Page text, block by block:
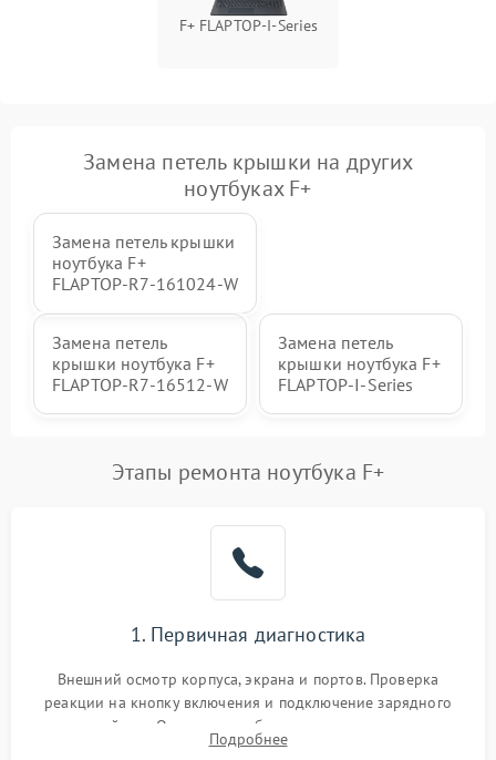
F+ FLAPTOP-I-Series
Замена петель крышки на других
ноутбуках F+
Замена петель крышки
ноутбука F+
FLAPTOP‑R7‑161024‑W
Замена петель
крышки ноутбука F+
FLAPTOP‑R7‑16512‑W
Замена петель
крышки ноутбука F+
FLAPTOP-I-Series
Этапы ремонта ноутбука F+
1. Первичная диагностика
Внешний осмотр корпуса, экрана и портов. Проверка
реакции на кнопку включения и подключение зарядного
устройства. Оценка потребления тока с помощью
лабораторного блока питания для локализации проблемы.
Подробнее